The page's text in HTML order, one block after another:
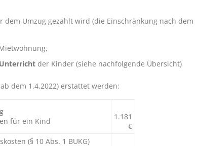
dem Umzug gezahlt wird (die Einschränkung nach dem
der Kinder (siehe nachfolgende Übersicht)
dem 1.4.2022) erstattet werden:
für ein Kind
1.181
€
(§ 10 Abs. 1 BUKG)